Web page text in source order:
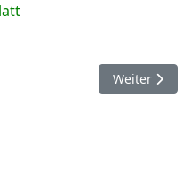
Büren Ahden.
Nächster
Weiter